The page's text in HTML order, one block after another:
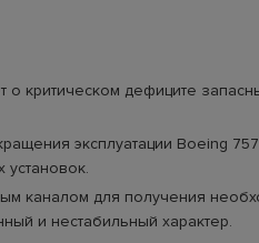
о критическом дефиците
эксплуатации Boeing
установок.
каналом для получения
и нестабильный характер.